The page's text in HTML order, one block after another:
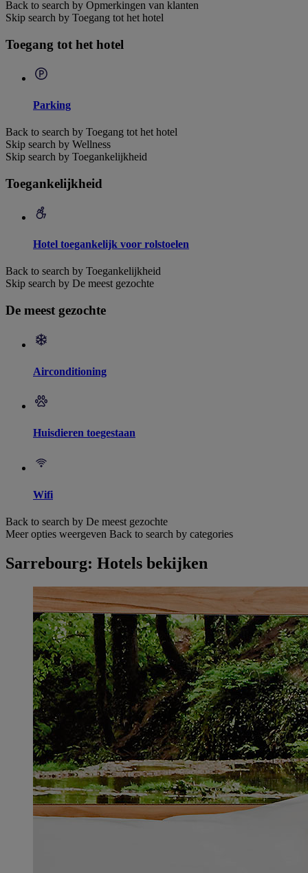
Back to search by Opmerkingen van klanten
Skip search by Toegang tot het hotel
Toegang tot het hotel
Parking
Back to search by Toegang tot het hotel
Skip search by Wellness
Skip search by Toegankelijkheid
Toegankelijkheid
Hotel toegankelijk voor rolstoelen
Back to search by Toegankelijkheid
Skip search by De meest gezochte
De meest gezochte
Airconditioning
Huisdieren toegestaan
Wifi
Back to search by De meest gezochte
Meer opties weergeven Back to search by categories
Sarrebourg: Hotels bekijken